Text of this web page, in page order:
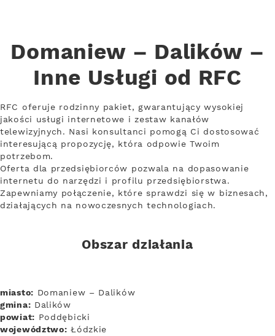
Domaniew – Dalików –
Inne Usługi od RFC
RFC oferuje rodzinny pakiet, gwarantujący wysokiej
jakości usługi internetowe i zestaw kanałów
telewizyjnych. Nasi konsultanci pomogą Ci dostosować
interesującą propozycję, która odpowie Twoim
potrzebom.
Oferta dla przedsiębiorców pozwala na dopasowanie
internetu do narzędzi i profilu przedsiębiorstwa.
Zapewniamy połączenie, które sprawdzi się w biznesach,
działających na nowoczesnych technologiach.
Obszar działania
miasto: Domaniew – Dalików
gmina: Dalików
powiat: Poddębicki
województwo: Łódzkie